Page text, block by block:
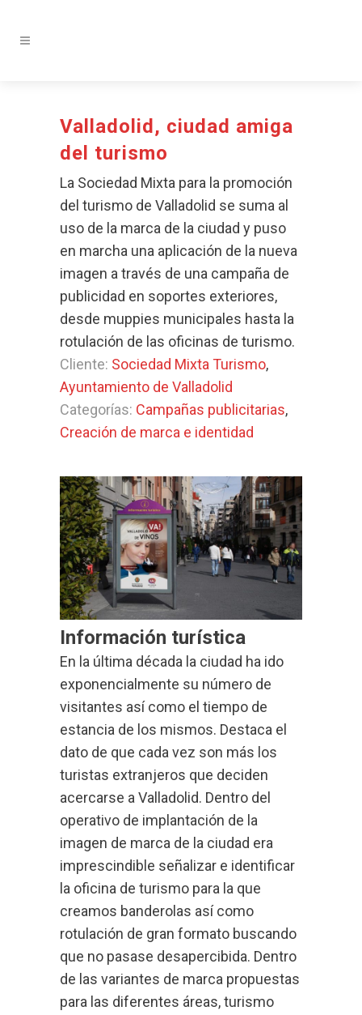
Valladolid, ciudad amiga
del turismo
La Sociedad Mixta para la promoción
del turismo de Valladolid se suma al
uso de la marca de la ciudad y puso
en marcha una aplicación de la nueva
imagen a través de una campaña de
publicidad en soportes exteriores,
desde muppies municipales hasta la
rotulación de las oficinas de turismo.
Cliente: Sociedad Mixta Turismo,
Ayuntamiento de Valladolid
Categorías: Campañas publicitarias,
Creación de marca e identidad
Información turística
En la última década la ciudad ha ido
exponencialmente su número de
visitantes así como el tiempo de
estancia de los mismos. Destaca el
dato de que cada vez son más los
turistas extranjeros que deciden
acercarse a Valladolid. Dentro del
operativo de implantación de la
imagen de marca de la ciudad era
imprescindible señalizar e identificar
la oficina de turismo para la que
creamos banderolas así como
rotulación de gran formato buscando
que no pasase desapercibida. Dentro
de las variantes de marca propuestas
para las diferentes áreas, turismo